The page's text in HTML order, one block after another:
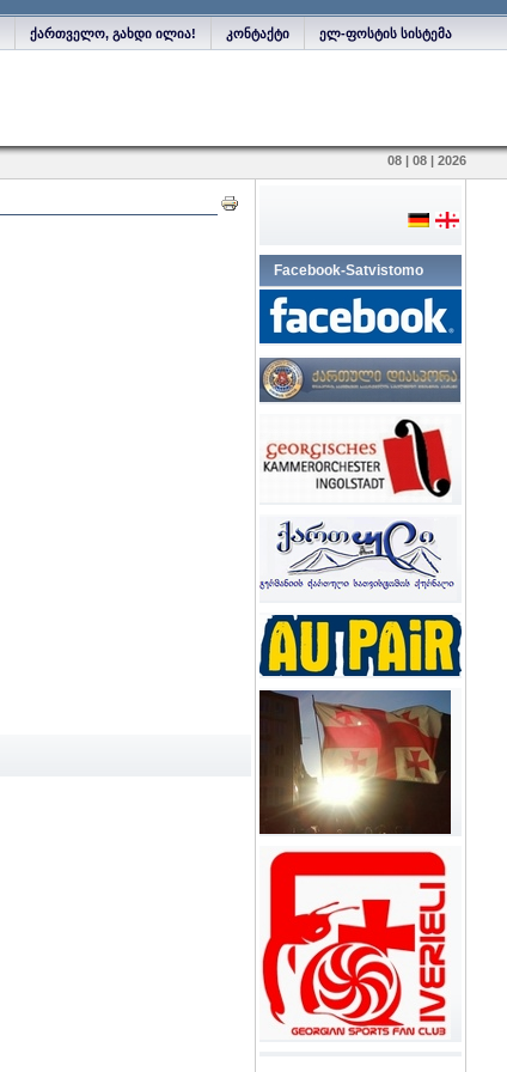
ელ-ფოსტის სისტემა
კონტაქტი
ქართველო, გახდი ილია!
08 | 08 | 2026
Facebook-Satvistomo